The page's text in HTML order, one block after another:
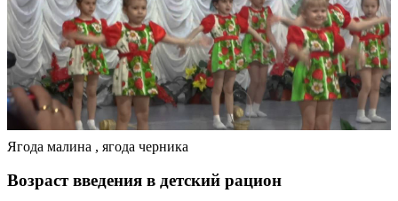
Ягода малина , ягода черника
Возраст введения в детский рацион